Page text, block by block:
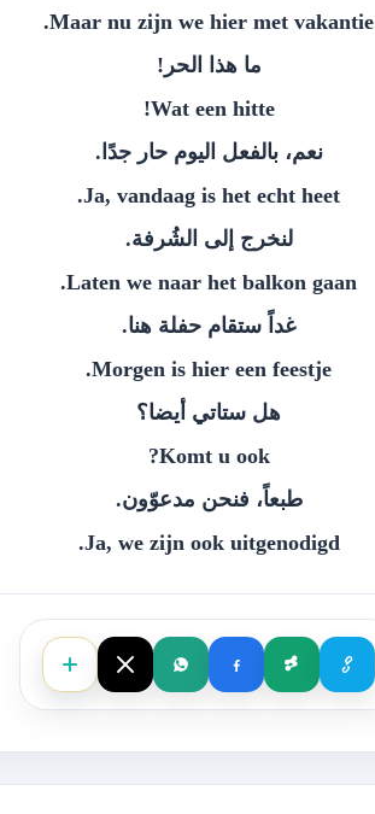
Maar nu zijn we hier met vakantie.
‫ما هذا الحر!‬
Wat een hitte!
‫نعم، بالفعل اليوم حار جدًا.‬
Ja, vandaag is het echt heet.
‫لنخرج إلى الشُرفة.‬
Laten we naar het balkon gaan.
‫غداً ستقام حفلة هنا.‬
Morgen is hier een feestje.
‫هل ستاتي أيضا؟‬
Komt u ook?
‫طبعاً، فنحن مدعوّون.‬
Ja, we zijn ook uitgenodigd.